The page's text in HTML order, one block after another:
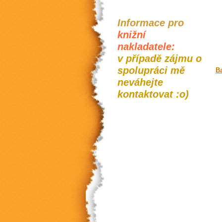
Informace pro
knižní
nakladatele:
v případě zájmu o
spolupráci mě
neváhejte
kontaktovat :o)